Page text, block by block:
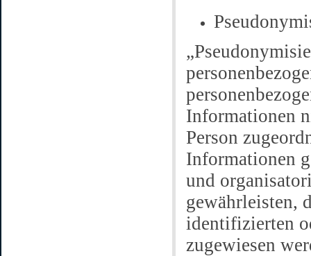
Informationen
Person
Informationen
und
gewährleisten,
identifizierten
zugewiesen